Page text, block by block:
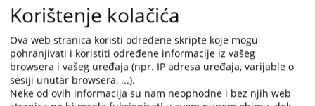
Korištenje kolačića
Ova web stranica koristi određene skripte koje mogu
pohranjivati i koristiti određene informacije iz vašeg
browsera i vašeg uređaja (npr. IP adresa uređaja, varijable o
sesiji unutar browsera, ...).
Neke od ovih informacija su nam neophodne i bez njih web